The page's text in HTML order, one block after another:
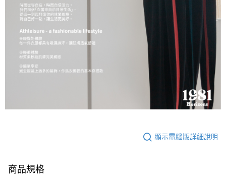
顯示電腦版詳細說明
商品規格